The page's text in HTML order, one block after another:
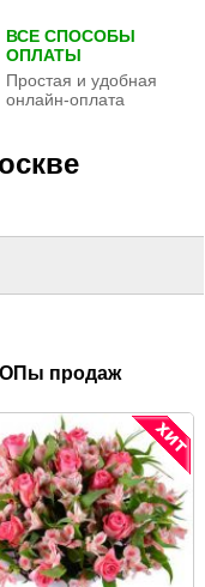
ВСЕ СПОСОБЫ
ОПЛАТЫ
Простая и удобная
онлайн-оплата
продаж